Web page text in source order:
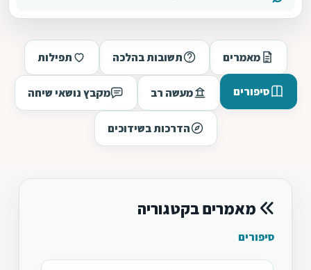
מאמרים תשובות בהלכה תפילות
סיפורים מעשה רב מקבץ נושאי שיחה
הדרכות בשידוכים
מאמרים בקטגוריה
סיפורים